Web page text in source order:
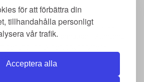
för att förbättra din
tillhandahålla personligt
vår trafik.
Acceptera alla
▼
-Impressum-Garanti och
-Leveransinformation